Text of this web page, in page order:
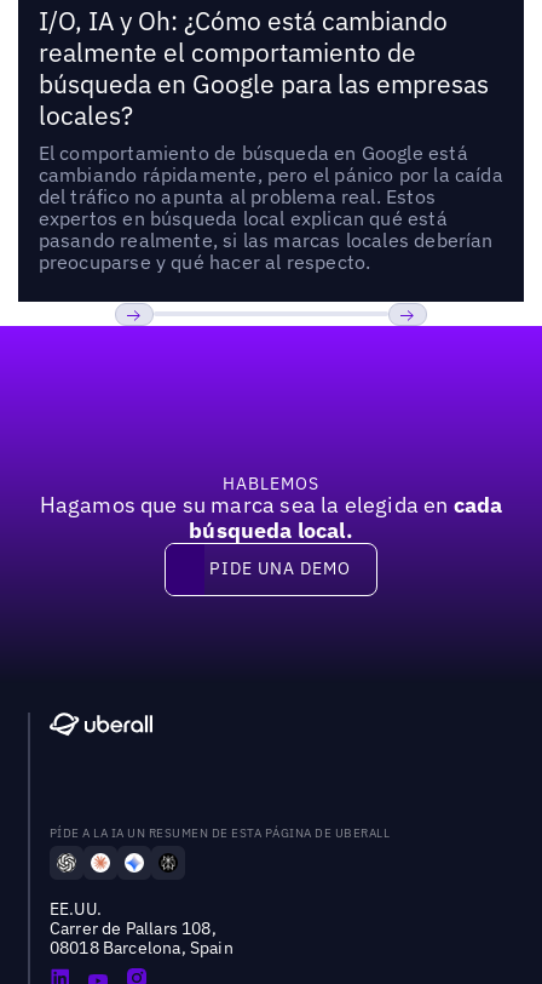
I/O, IA y Oh: ¿Cómo está cambiando
realmente el comportamiento de
búsqueda en Google para las empresas
locales?
El comportamiento de búsqueda en Google está
cambiando rápidamente, pero el pánico por la caída
del tráfico no apunta al problema real. Estos
expertos en búsqueda local explican qué está
pasando realmente, si las marcas locales deberían
preocuparse y qué hacer al respecto.
HABLEMOS
Hagamos que su marca sea la elegida en cada
búsqueda local.
Pide una demo
PIDE UNA DEMO
PÍDE A LA IA UN RESUMEN DE ESTA PÁGINA DE UBERALL
EE.UU.
Carrer de Pallars 108,
08018 Barcelona, Spain